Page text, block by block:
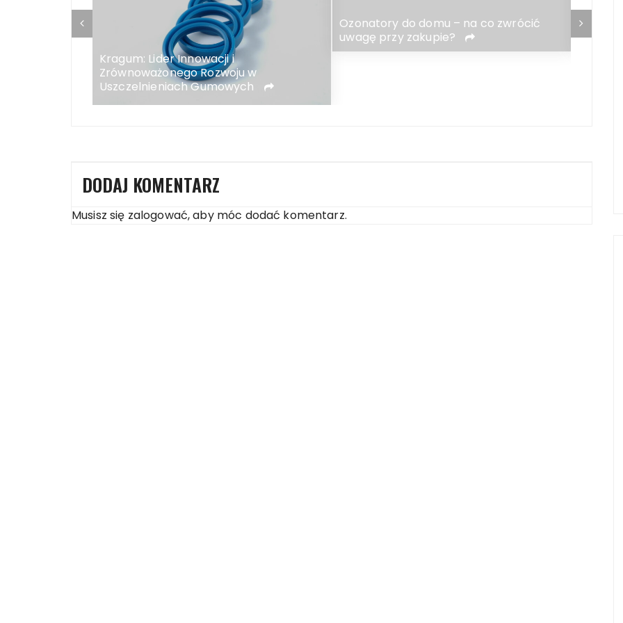
Kragum: Lider Innowacji i
Zrównoważonego Rozwoju w
Uszczelnieniach Gumowych
Ozonatory do domu – na co zwrócić
uwagę przy zakupie?
Jakie
DODAJ KOMENTARZ
Musisz się zalogować, aby móc dodać komentarz.